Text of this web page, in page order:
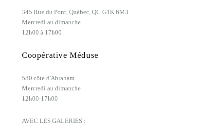
345 Rue du Pont, Québec, QC G1K 6M3
Mercredi au dimanche
12h00 à 17h00
Coopérative Méduse
580 côte d'Abraham
Mercredi au dimanche
12h00-17h00
AVEC LES GALERIES :